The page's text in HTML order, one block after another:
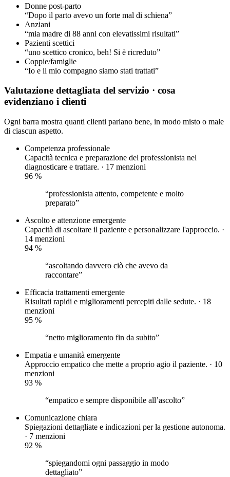
Donne post-parto
“Dopo il parto avevo un forte mal di schiena”
Anziani
“mia madre di 88 anni con elevatissimi risultati”
Pazienti scettici
“uno scettico cronico, beh! Si è ricreduto”
Coppie/famiglie
“Io e il mio compagno siamo stati trattati”
Valutazione dettagliata del servizio · cosa
evidenziano i clienti
Ogni barra mostra quanti clienti parlano bene, in modo misto o male
di ciascun aspetto.
Competenza professionale
Capacità tecnica e preparazione del professionista nel
diagnosticare e trattare. · 17 menzioni
96 %
“professionista attento, competente e molto
preparato”
Ascolto e attenzione emergente
Capacità di ascoltare il paziente e personalizzare l'approccio. ·
14 menzioni
94 %
“ascoltando davvero ciò che avevo da
raccontare”
Efficacia trattamenti emergente
Risultati rapidi e miglioramenti percepiti dalle sedute. · 18
menzioni
95 %
“netto miglioramento fin da subito”
Empatia e umanità emergente
Approccio empatico che mette a proprio agio il paziente. · 10
menzioni
93 %
“empatico e sempre disponibile all’ascolto”
Comunicazione chiara
Spiegazioni dettagliate e indicazioni per la gestione autonoma.
· 7 menzioni
92 %
“spiegandomi ogni passaggio in modo
dettagliato”